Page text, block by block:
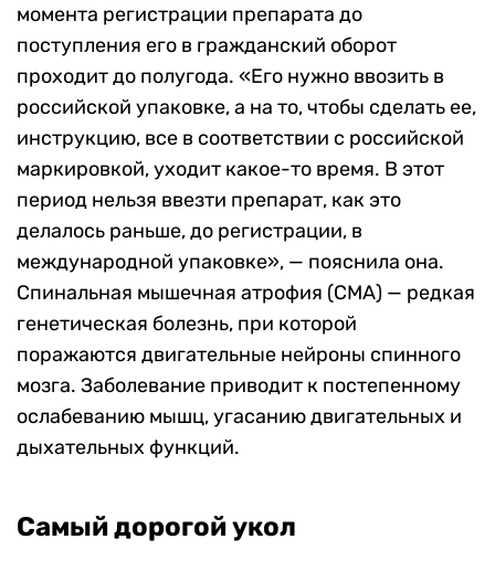
момента регистрации препарата до
поступления его в гражданский оборот
проходит до полугода. «Его нужно ввозить в
российской упаковке, а на то, чтобы сделать ее,
инструкцию, все в соответствии с российской
маркировкой, уходит какое-то время. В этот
период нельзя ввезти препарат, как это
делалось раньше, до регистрации, в
международной упаковке», — пояснила она.
Спинальная мышечная атрофия (СМА) — редкая
генетическая болезнь, при которой
поражаются двигательные нейроны спинного
мозга. Заболевание приводит к постепенному
ослабеванию мышц, угасанию двигательных и
дыхательных функций.
Самый дорогой укол